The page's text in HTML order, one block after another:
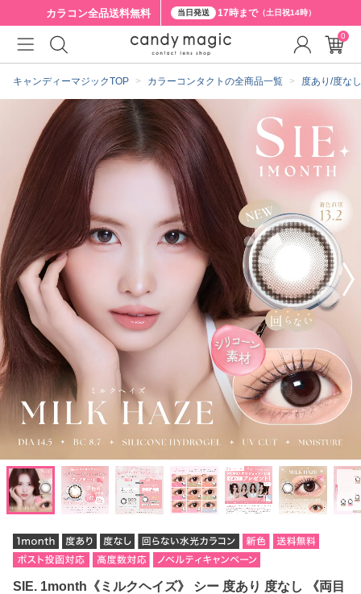
カラコン全品送料無料 当日発送 17時まで（土日祝14時）
キャンディーマジックTOP カラーコンタクトの全商品一覧 度あり/度な
SIE. 1month《ミルクヘイズ》 シー 度あり 度なし 《両目
0
クーポン詳細